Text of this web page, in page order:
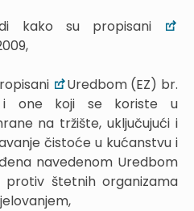
kako su propisani
Uredbom (EZ) br.
i one koji se koriste u
na tržište, uključujući i
čistoće u kućanstvu i
navedenom Uredbom
protiv štetnih organizama